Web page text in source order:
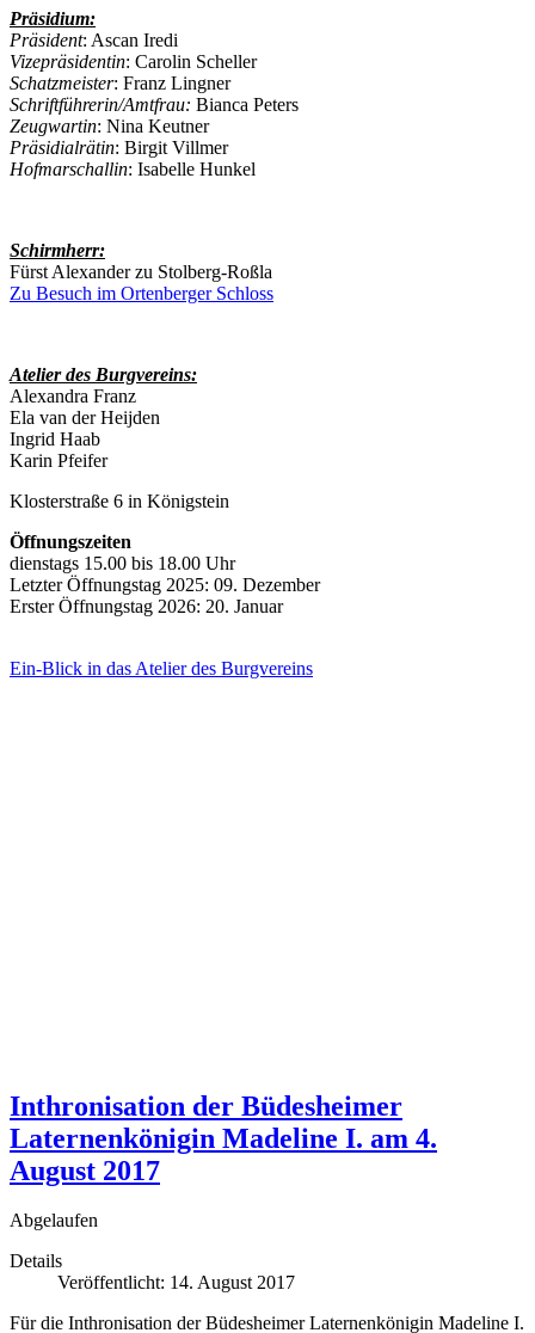
Präsidium:
Präsident: Ascan Iredi
Vizepräsidentin: Carolin Scheller
Schatzmeister: Franz Lingner
Schriftführerin/Amtfrau: Bianca Peters
Zeugwartin: Nina Keutner
Präsidialrätin: Birgit Villmer
Hofmarschallin: Isabelle Hunkel
Schirmherr:
Fürst Alexander zu Stolberg-Roßla
Zu Besuch im Ortenberger Schloss
Atelier des Burgvereins:
Alexandra Franz
Ela van der Heijden
Ingrid Haab
Karin Pfeifer
Klosterstraße 6 in Königstein
Öffnungszeiten
dienstags 15.00 bis 18.00 Uhr
Letzter Öffnungstag 2025: 09. Dezember
Erster Öffnungstag 2026: 20. Januar
Ein-Blick in das Atelier des Burgvereins
Inthronisation der Büdesheimer
Laternenkönigin Madeline I. am 4.
August 2017
Abgelaufen
Details
Veröffentlicht: 14. August 2017
Für die Inthronisation der Büdesheimer Laternenkönigin Madeline I.